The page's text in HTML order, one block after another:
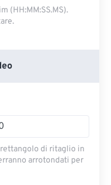
(HH:MM:SS.MS).
di ritaglio in
arrotondati per